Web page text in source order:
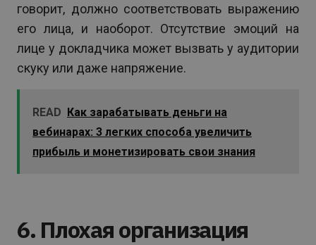
говорит, должно соответствовать выражению
его лица, и наоборот. Отсутствие эмоций на
лице у докладчика может вызвать у аудитории
скуку или даже напряжение.
READ Как зарабатывать деньги на
вебинарах: 3 легких способа увеличить
прибыль и монетизировать свои знания
6. Плохая организация